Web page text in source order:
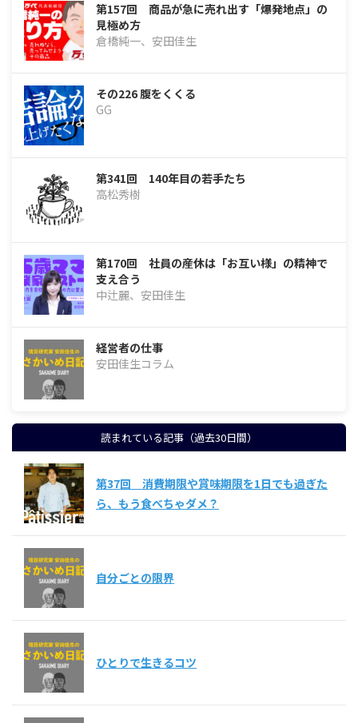
第157回 商品が急に売れ出す「爆発地点」の
見極め方
倉橋純一、安田佳生
その226 腹をくくる
GG
第341回 140年目の若手たち
高松秀樹
第170回 社員の産休は「お互い様」の精神で
支え合う
中辻麗、安田佳生
経営者の仕事
安田佳生コラム
読まれている記事（過去30日間）
第37回 消費期限や賞味期限を1日でも過ぎた
ら、もう食べちゃダメ？
自分ごとの限界
ひとりで生きるコツ